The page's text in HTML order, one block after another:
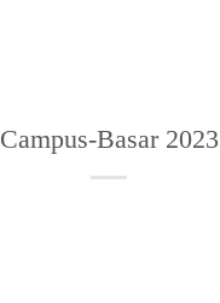
Campus-Basar 2023